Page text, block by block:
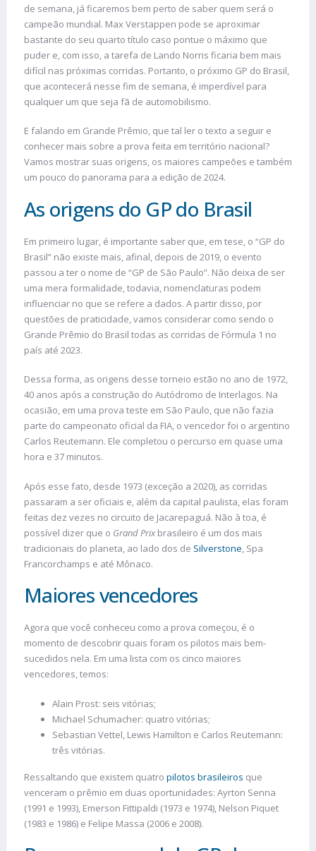
de semana, já ficaremos bem perto de saber quem será o
campeão mundial. Max Verstappen pode se aproximar
bastante do seu quarto título caso pontue o máximo que
puder e, com isso, a tarefa de Lando Norris ficaria bem mais
difícil nas próximas corridas. Portanto, o próximo GP do Brasil,
que acontecerá nesse fim de semana, é imperdível para
qualquer um que seja fã de automobilismo.
E falando em Grande Prêmio, que tal ler o texto a seguir e
conhecer mais sobre a prova feita em território nacional?
Vamos mostrar suas origens, os maiores campeões e também
um pouco do panorama para a edição de 2024.
As origens do GP do Brasil
Em primeiro lugar, é importante saber que, em tese, o “GP do
Brasil” não existe mais, afinal, depois de 2019, o evento
passou a ter o nome de “GP de São Paulo”. Não deixa de ser
uma mera formalidade, todavia, nomenclaturas podem
influenciar no que se refere a dados. A partir disso, por
questões de praticidade, vamos considerar como sendo o
Grande Prêmio do Brasil todas as corridas de Fórmula 1 no
país até 2023.
Dessa forma, as origens desse torneio estão no ano de 1972,
40 anos após a construção do Autódromo de Interlagos. Na
ocasião, em uma prova teste em São Paulo, que não fazia
parte do campeonato oficial da FIA, o vencedor foi o argentino
Carlos Reutemann. Ele completou o percurso em quase uma
hora e 37 minutos.
Após esse fato, desde 1973 (exceção a 2020), as corridas
passaram a ser oficiais e, além da capital paulista, elas foram
feitas dez vezes no circuito de Jacarepaguá. Não à toa, é
possível dizer que o Grand Prix brasileiro é um dos mais
tradicionais do planeta, ao lado dos de Silverstone, Spa
Francorchamps e até Mônaco.
Maiores vencedores
Agora que você conheceu como a prova começou, é o
momento de descobrir quais foram os pilotos mais bem-
sucedidos nela. Em uma lista com os cinco maiores
vencedores, temos:
Alain Prost: seis vitórias;
Michael Schumacher: quatro vitórias;
Sebastian Vettel, Lewis Hamilton e Carlos Reutemann:
três vitórias.
Ressaltando que existem quatro pilotos brasileiros que
venceram o prêmio em duas oportunidades: Ayrton Senna
(1991 e 1993), Emerson Fittipaldi (1973 e 1974), Nelson Piquet
(1983 e 1986) e Felipe Massa (2006 e 2008).